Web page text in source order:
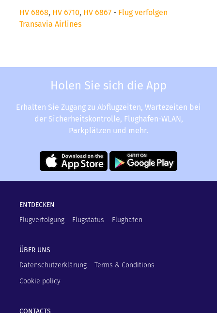
HV 6868, HV 6710, HV 6867 - Flug verfolgen
Transavia Airlines
Holen Sie sich die App
Erhalten Sie Zugang zu Abflugzeiten, Wartezeiten bei
der Sicherheitskontrolle, Flughafen-WLAN,
Parkplätzen und mehr.
ENTDECKEN
Flugverfolgung
Flugstatus Flughäfen
ÜBER UNS
Datenschutzerklärung
Terms & Conditions
Cookie policy